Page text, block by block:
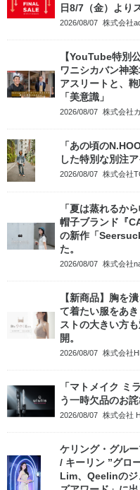
日8/7（金）より
2026/08/07 株式会社
【YouTube特別
ワニシカバン神
アスリートと、
「美意識」
2026/08/07 株式会社
「あの頃の
した特別な別注
2026/08/07 株式会社
「夏は蒸れるか
帽子ブランド『
の新作「
た。
2026/08/07 株式会社
【新商品】胸を
て着たい服をあ
ストの大きい方
開。
2026/08/07 株式会社
「マトメイク ミ
う一時欠品のお
2026/08/07 株式会社
ケリング・グル
/ キーリン ”グロ
Lim、Qeelinのジ